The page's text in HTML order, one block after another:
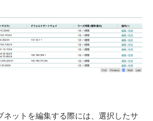
ネットを編集する際には、選択したサ